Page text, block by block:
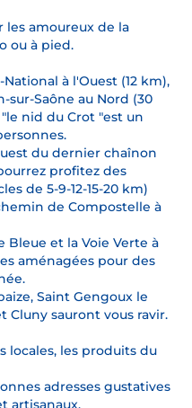
les amoureux de la
ou à pied.
à l'Ouest (12 km),
sur-Saône au Nord (30
nid du Crot "est un
du dernier chaînon
profitez des
de 5-9-12-15-20 km)
de Compostelle à
Bleue et la Voie Verte à
aménagées pour des
Saint Gengoux le
Cluny sauront vous ravir.
locales, les produits du
adresses gustatives
artisanaux.